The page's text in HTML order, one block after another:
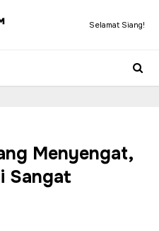
Selamat Siang!
Menyengat,
Sangat